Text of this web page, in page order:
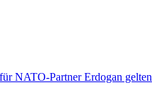
NATO-Partner Erdogan gelten